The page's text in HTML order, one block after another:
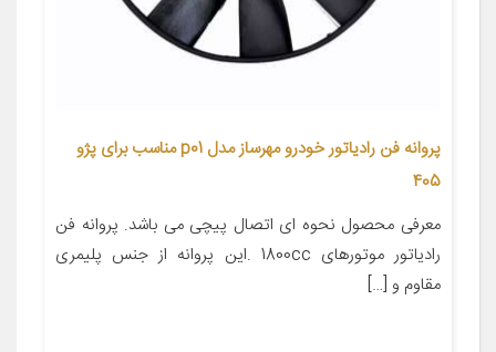
پروانه فن رادیاتور خودرو مهرساز مدل p01 مناسب برای پژو
405
معرفی محصول نحوه ای اتصال پیچی می باشد. پروانه فن
رادیاتور موتورهای 1800cc .این پروانه از جنس پلیمری
مقاوم و […]